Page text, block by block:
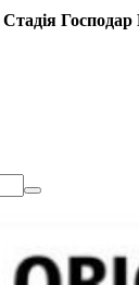
Стадія Господар